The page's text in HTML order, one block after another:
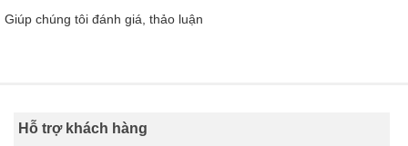
Giúp chúng tôi đánh giá, thảo luận
Hỗ trợ khách hàng